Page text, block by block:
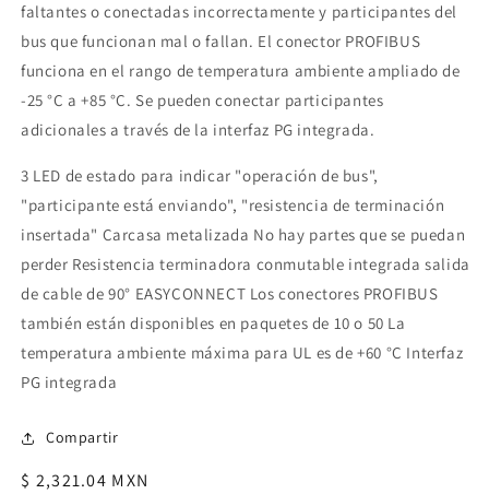
faltantes o conectadas incorrectamente y participantes del
bus que funcionan mal o fallan. El conector PROFIBUS
funciona en el rango de temperatura ambiente ampliado de
-25 °C a +85 °C. Se pueden conectar participantes
adicionales a través de la interfaz PG integrada.
3 LED de estado para indicar "operación de bus",
"participante está enviando", "resistencia de terminación
insertada" Carcasa metalizada No hay partes que se puedan
perder Resistencia terminadora conmutable integrada salida
de cable de 90° EASYCONNECT Los conectores PROFIBUS
también están disponibles en paquetes de 10 o 50 La
temperatura ambiente máxima para UL es de +60 °C Interfaz
PG integrada
Compartir
Precio
$ 2,321.04 MXN